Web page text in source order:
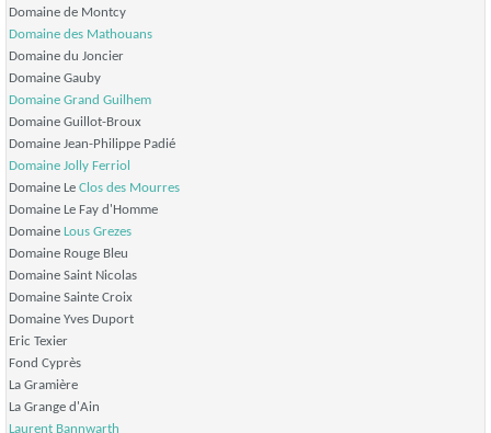
Domaine de Montcy
Domaine des Mathouans
Domaine du Joncier
Domaine Gauby
Domaine Grand Guilhem
Domaine Guillot-Broux
Domaine Jean-Philippe Padié
Domaine Jolly Ferriol
Domaine Le Clos des Mourres
Domaine Le Fay d'Homme
Domaine Lous Grezes
Domaine Rouge Bleu
Domaine Saint Nicolas
Domaine Sainte Croix
Domaine Yves Duport
Eric Texier
Fond Cyprès
La Gramière
La Grange d'Ain
Laurent Bannwarth